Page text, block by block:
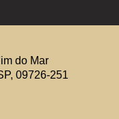
do Mar
09726-251